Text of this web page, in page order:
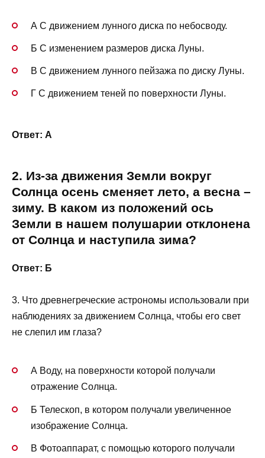
А С движением лунного диска по небосводу.
Б С изменением размеров диска Луны.
В С движением лунного пейзажа по диску Луны.
Г С движением теней по поверхности Луны.
Ответ: А
2. Из-за движения Земли вокруг
Солнца осень сменяет лето, а весна –
зиму. В каком из положений ось
Земли в нашем полушарии отклонена
от Солнца и наступила зима?
Ответ: Б
3. Что древнегреческие астрономы использовали при
наблюдениях за движением Солнца, чтобы его свет
не слепил им глаза?
А Воду, на поверхности которой получали
отражение Солнца.
Б Телескоп, в котором получали увеличенное
изображение Солнца.
В Фотоаппарат, с помощью которого получали